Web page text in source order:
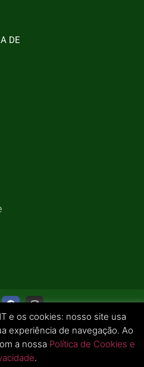
DE
e os cookies: nosso site usa
experiência de navegação. Ao
a nossa Política de Cookies e
.